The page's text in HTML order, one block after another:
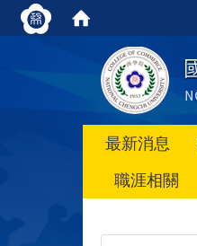
最新消息
職涯相關